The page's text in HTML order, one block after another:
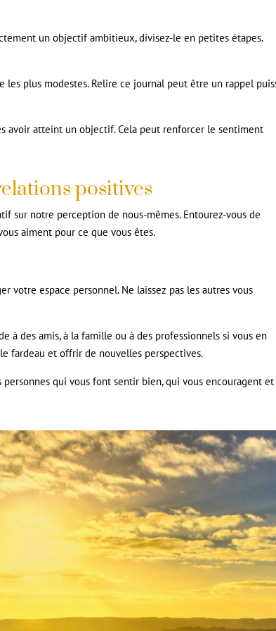
un objectif ambitieux, divisez-le en petites étapes.
les plus modestes. Relire ce journal peut être un rappel
avoir atteint un objectif. Cela peut renforcer le sentiment
positives
sur notre perception de nous-mêmes. Entourez-vous de
aiment pour ce que vous êtes.
votre espace personnel. Ne laissez pas les autres vous
à des amis, à la famille ou à des professionnels si vous en
fardeau et offrir de nouvelles perspectives.
personnes qui vous font sentir bien, qui vous encouragent